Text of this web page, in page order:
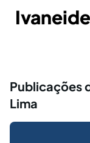
Publicações
Lima